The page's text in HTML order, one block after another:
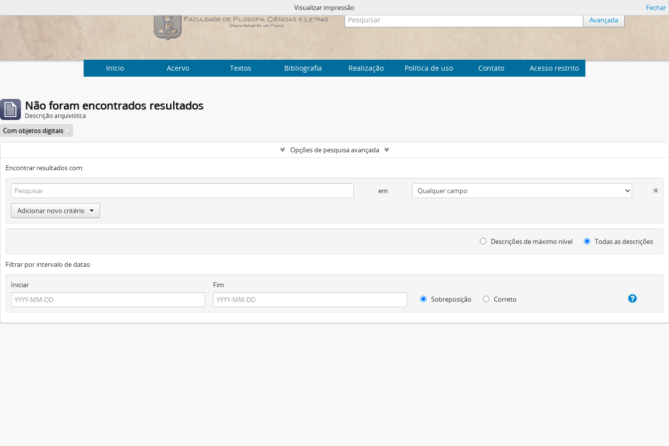
Avançada
Início Acervo Textos Bibliografia Realização Política de uso Contato Acesso restrito
Visualizar impressão Fechar
Não foram encontrados resultados
Descrição arquivística
Com objetos digitais
Opções de pesquisa avançada
Encontrar resultados com:
em
Adicionar novo critério
Descrições de máximo nível Todas as descrições
Filtrar por intervalo de datas:
Iniciar
Fim
Sobreposição
Correto